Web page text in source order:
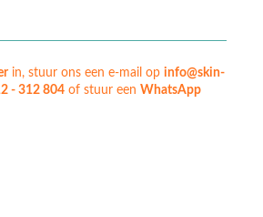
in, stuur ons een e-mail op info@skin-
- 312 804of stuur een WhatsApp